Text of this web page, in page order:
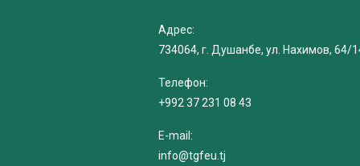
Адрес:
734064, г. Душанбе, ул. Нахимов, 64/
Телефон:
+992 37 231 08 43
E-mail:
info@tgfeu.tj